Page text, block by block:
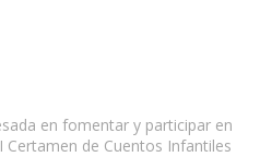
en fomentar y participar en
Certamen de Cuentos Infantiles